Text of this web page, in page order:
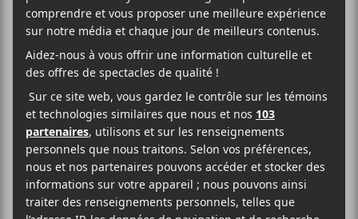
Cet évènement est passé.
Uni.e.s pour la Palestine |
Concert-bénéfice
2025-12-02@19:00–23:00
Un collectif présentera un spectacle-bénéfice le 2